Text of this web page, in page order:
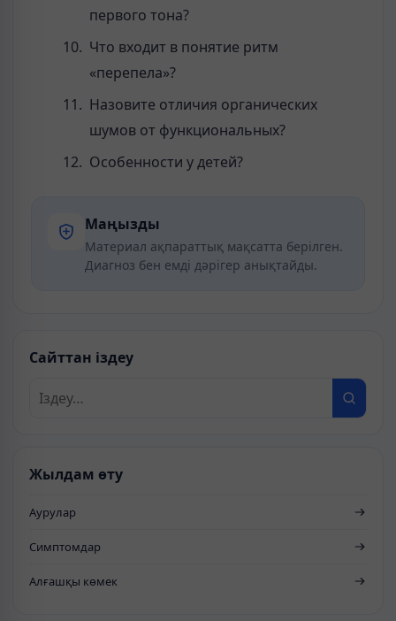
первого тона?
Что входит в понятие ритм
«перепела»?
Назовите отличия органических
шумов от функциональных?
Особенности у детей?
Маңызды
Материал ақпараттық мақсатта берілген.
Диагноз бен емді дәрігер анықтайды.
Сайттан іздеу
Жылдам өту
Аурулар
Симптомдар
Алғашқы көмек